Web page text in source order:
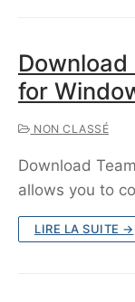
Download
for
NON CLASSÉ
Download
allows you to
LIRE LA SUITE →